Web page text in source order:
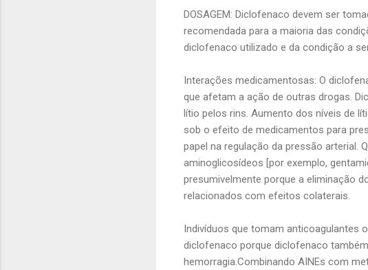
DOSAGEM: Diclofenaco devem ser
recomendada para a maioria das
diclofenaco utilizado e da condição a
Interações medicamentosas: O
que afetam a ação de outras drogas.
lítio pelos rins. Aumento dos níveis de
sob o efeito de medicamentos para
papel na regulação da pressão arterial.
aminoglicosídeos [por exemplo,
presumivelmente porque a eliminação
relacionados com efeitos colaterais.
Indivíduos que tomam anticoagulantes
diclofenaco porque diclofenaco
hemorragia.Combinando AINEs com